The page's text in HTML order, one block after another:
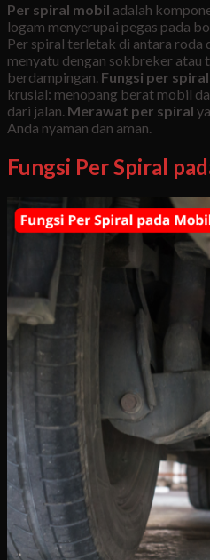
Per spiral mobil adalah
logam menyerupai pegas pada
Per spiral terletak di antara roda
menyatu dengan sokbreker atau
berdampingan. Fungsi per spiral
krusial: menopang berat mobil
dari jalan. Merawat per spiral
Anda nyaman dan aman.
Fungsi Per Spiral